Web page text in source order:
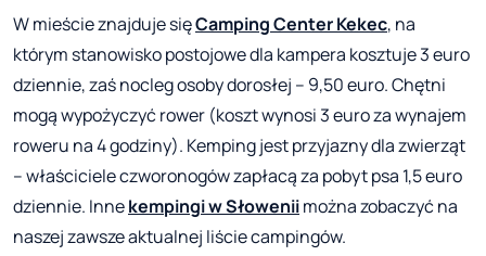
W mieście znajduje sięCamping Center Kekec, na
którym stanowisko postojowe dla kampera kosztuje 3 euro
dziennie, zaś nocleg osoby dorosłej – 9,50 euro. Chętni
mogą wypożyczyć rower (koszt wynosi 3 euro za wynajem
roweru na 4 godziny). Kemping jest przyjazny dla zwierząt
– właściciele czworonogów zapłacą za pobyt psa 1,5 euro
dziennie. Innekempingi w Słoweniimożna zobaczyć na
naszej zawsze aktualnej liście campingów.